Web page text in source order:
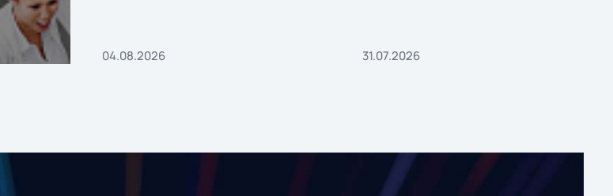
04.08.2026 31.07.2026